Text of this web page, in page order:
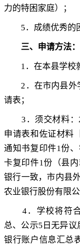
力的特困家庭）
；
5．成绩优秀的
三、申请方法：
1．在本县学校
2 ．在市内县
请表 ；
3 ．须交材料：
申请表和佐证材料
通知书复印件1份
卡复印件1份（县
银行一致，市内县
农业银行股份有限
4．学校将符
总、公示5 日无异议
银行账户信息汇总